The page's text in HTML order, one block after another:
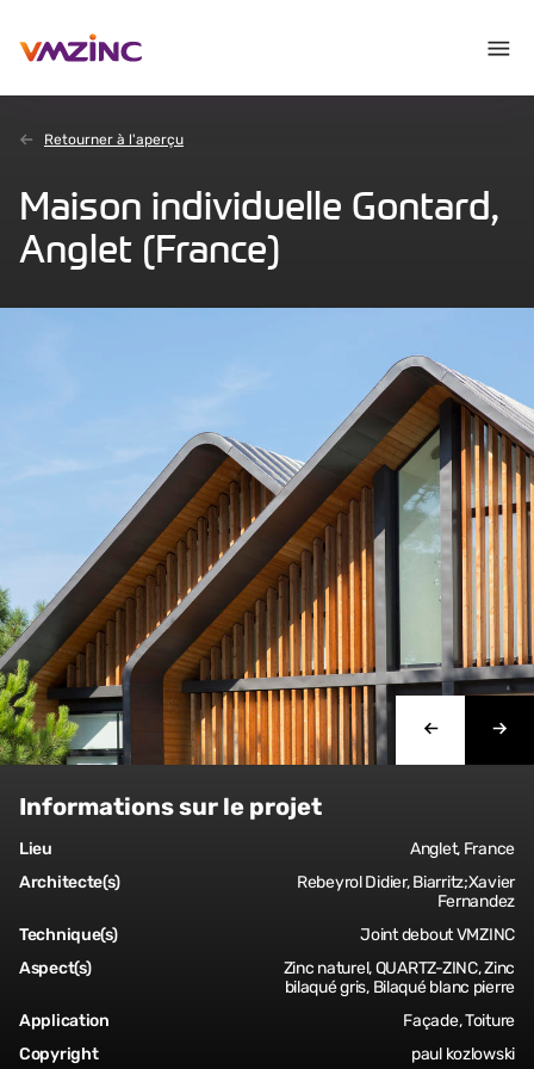
Retourner à l'aperçu
Maison individuelle Gontard,
Anglet (France)
Informations sur le projet
Lieu
Anglet, France
Architecte(s)
Rebeyrol Didier, Biarritz;Xavier
Fernandez
Technique(s)
Joint debout VMZINC
Aspect(s)
Zinc naturel, QUARTZ-ZINC, Zinc
bilaqué gris, Bilaqué blanc pierre
Application
Façade, Toiture
Copyright
paul kozlowski